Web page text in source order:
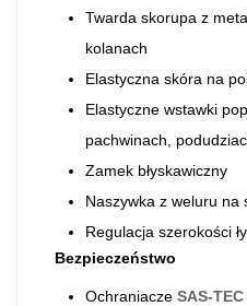
Twarda skorupa z
kolanach
Elastyczna skóra na
Elastyczne wstawki
pachwinach,
Zamek błyskawiczny
Naszywka z weluru na
Regulacja szerokości
Bezpieczeństwo
Ochraniacze SAS-TEC